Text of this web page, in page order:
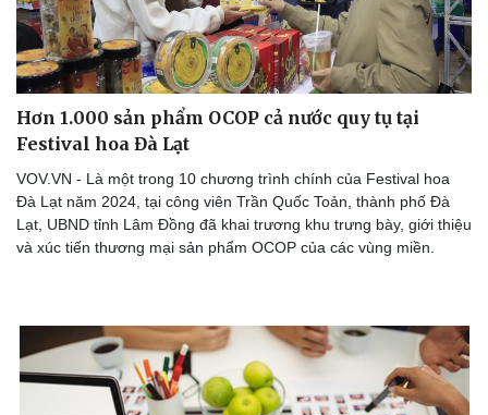
Sức khỏe
Đời sống
Hơn 1.000 sản phẩm OCOP cả nước quy tụ tại
Festival hoa Đà Lạt
VOV.VN - Là một trong 10 chương trình chính của Festival hoa
Đà Lạt năm 2024, tại công viên Trần Quốc Toản, thành phố Đà
Lạt, UBND tỉnh Lâm Đồng đã khai trương khu trưng bày, giới thiệu
và xúc tiến thương mại sản phẩm OCOP của các vùng miền.